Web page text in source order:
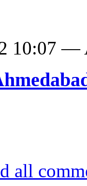
10:07 —
all